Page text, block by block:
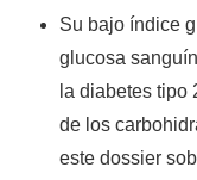
Su bajo índice
glucosa
la diabetes tipo
de los
este dossier